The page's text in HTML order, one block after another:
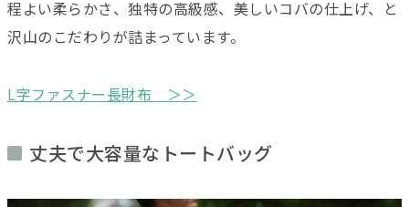
程よい柔らかさ、独特の高級感、美しいコバの仕上げ、と
沢山のこだわりが詰まっています。
L字ファスナー長財布 ＞＞
丈夫で大容量なトートバッグ